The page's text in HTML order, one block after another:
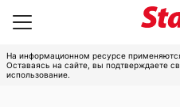
На информационном ресурсе
Оставаясь на сайте, вы подтверждаете
использование.